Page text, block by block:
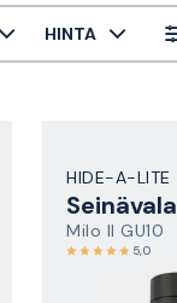
HINTA
HIDE-A-LITE
Milo II GU10
5,0